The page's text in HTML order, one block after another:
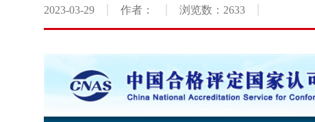
2023-03-29 作者： 浏览数：2633